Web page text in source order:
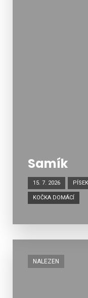
Samík
15. 7. 2026 PÍSEK
KOČKA DOMÁCÍ
NALEZEN